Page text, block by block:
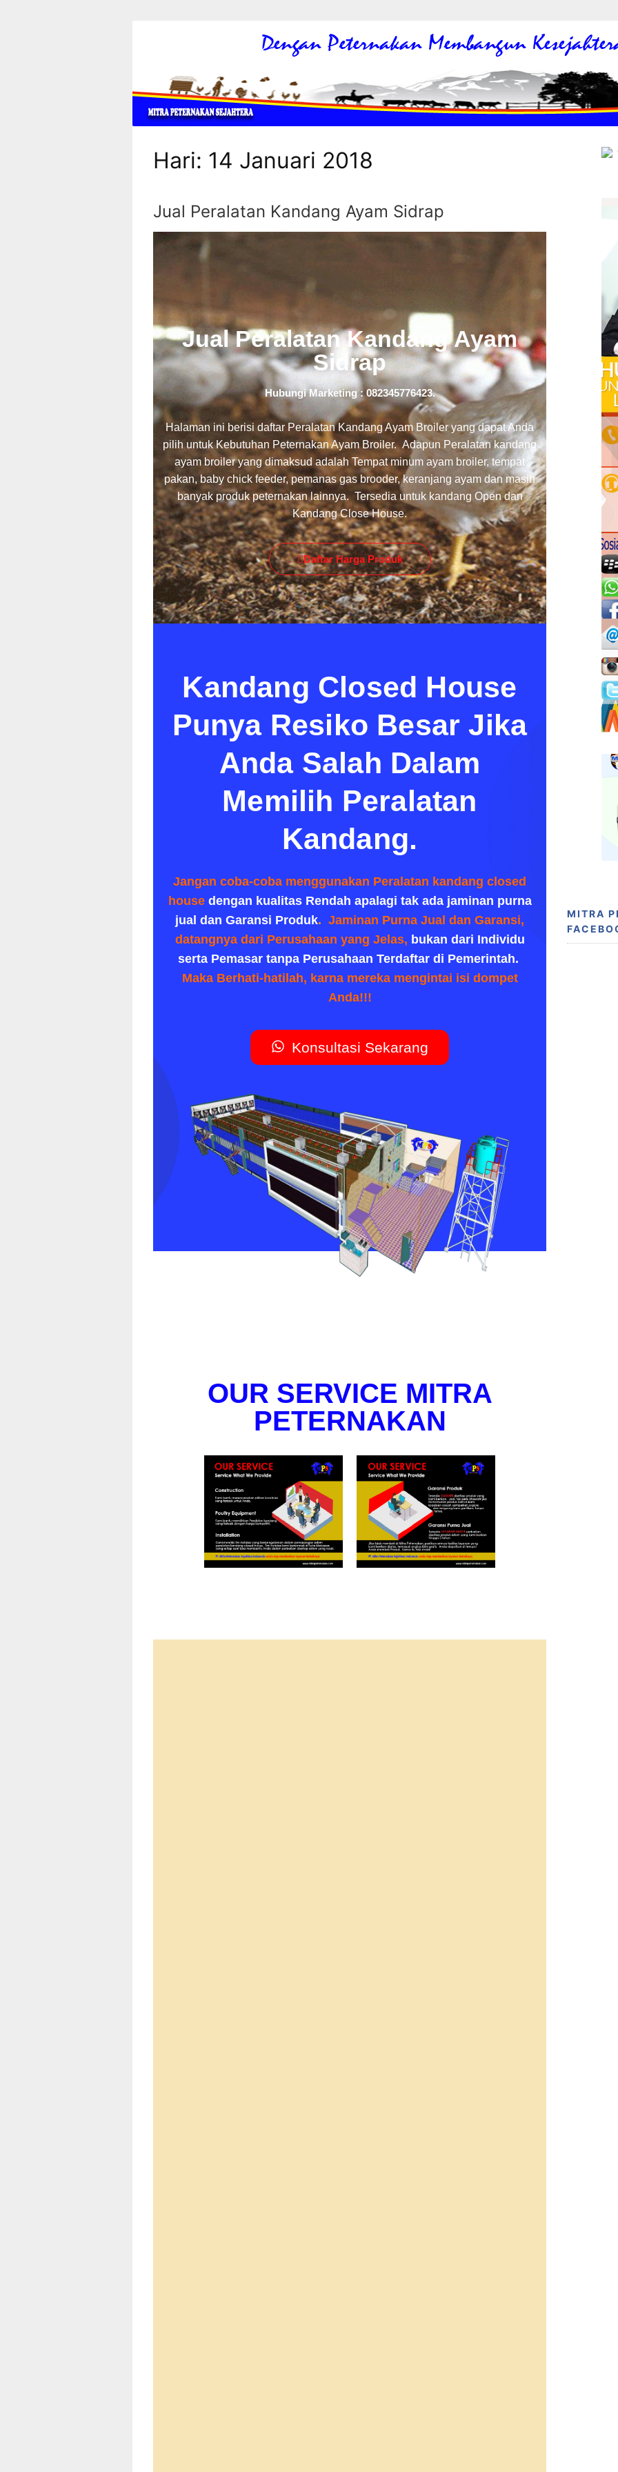
Hari: 14 Januari 2018
Jual Peralatan Kandang Ayam Sidrap
Jual Peralatan Kandang Ayam
Sidrap
Hubungi Marketing : 082345776423.
Halaman ini berisi daftar Peralatan Kandang Ayam Broiler yang dapat Anda
pilih untuk Kebutuhan Peternakan Ayam Broiler. Adapun Peralatan kandang
ayam broiler yang dimaksud adalah Tempat minum ayam broiler, tempat
pakan, baby chick feeder, pemanas gas brooder, keranjang ayam dan masih
banyak produk peternakan lainnya. Tersedia untuk kandang Open dan
Kandang Close House.
Daftar Harga Produk
Kandang Closed House
Punya Resiko Besar Jika
Anda Salah Dalam
Memilih Peralatan
Kandang.
Jangan coba-coba menggunakan Peralatan kandang closed
housedengan kualitas Rendah apalagi tak ada jaminan purna
jual dan Garansi Produk. Jaminan Purna Jual dan Garansi,
datangnya dari Perusahaan yang Jelas, bukan dari Individu
serta Pemasar tanpa Perusahaan Terdaftar di Pemerintah.
Maka Berhati-hatilah, karna mereka mengintai isi dompet
Anda!!!
Konsultasi Sekarang
OUR SERVICE MITRA
PETERNAKAN
MITRA